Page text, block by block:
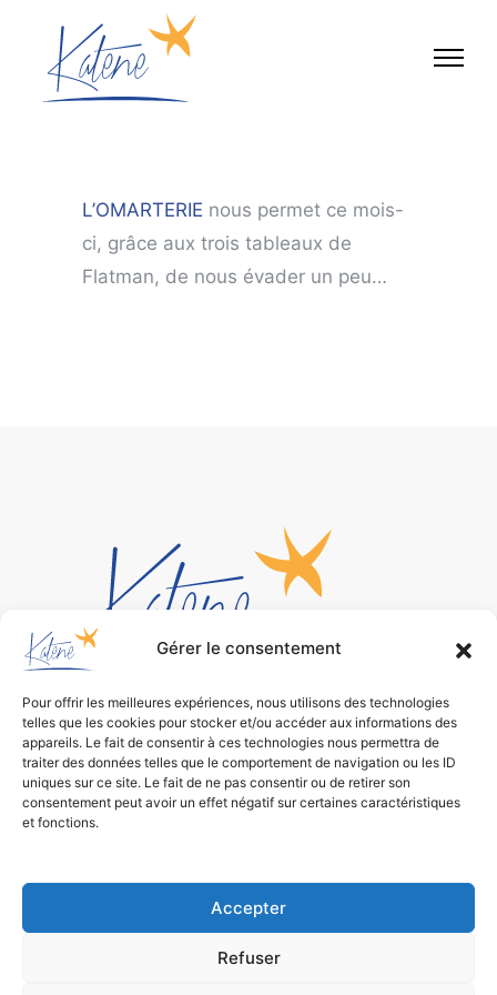
Gérer le consentement
Pour offrir les meilleures expériences, nous utilisons des technologies
telles que les cookies pour stocker et/ou accéder aux informations des
appareils. Le fait de consentir à ces technologies nous permettra de
traiter des données telles que le comportement de navigation ou les ID
uniques sur ce site. Le fait de ne pas consentir ou de retirer son
consentement peut avoir un effet négatif sur certaines caractéristiques
et fonctions.
Accepter
Refuser
L’OMARTERIE nous permet ce mois-
ci, grâce aux trois tableaux de
Flatman, de nous évader un peu…
Bureau d’études
de conception environnementale